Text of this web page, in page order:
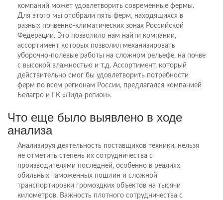
компаний может удовлетворить современные фермы.
Для этого мы отобрали пять ферм, находящихся в
разных почвенно-климатических зонах Российской
Федерации. Это позволило нам найти компании,
ассортимент которых позволил механизировать
уборочно-полевые работы на сложном рельефе, на почве
с высокой влажностью и т.д. Ассортимент, который
действительно смог бы удовлетворить потребности
ферм по всем регионам России, предлагался компанией
Белагро и ГК «Лида-регион».
Что еще было выявлено в ходе
анализа
Анализируя деятельность поставщиков техники, нельзя
не отметить степень их сотрудничества с
производителями последней, особенно в реалиях
обильных таможенных пошлин и сложной
транспортировки громоздких объектов на тысячи
километров. Важность плотного сотрудничества с